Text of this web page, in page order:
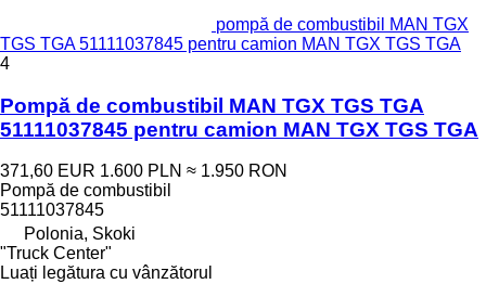
pompă de combustibil MAN TGX
TGS TGA 51111037845 pentru camion MAN TGX TGS TGA
4
Pompă de combustibil MAN TGX TGS TGA
51111037845 pentru camion MAN TGX TGS TGA
371,60 EUR 1.600 PLN ≈ 1.950 RON
Pompă de combustibil
51111037845
Polonia, Skoki
"Truck Center"
Luați legătura cu vânzătorul